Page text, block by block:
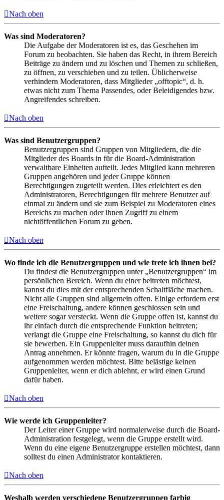
Nach oben
Was sind Moderatoren?
Die Aufgabe der Moderatoren ist es, das Geschehen im
Forum zu beobachten. Sie haben das Recht, in ihrem Bereich
Beiträge zu ändern und zu löschen und Themen zu schließen,
zu öffnen, zu verschieben und zu teilen. Üblicherweise
verhindern Moderatoren, dass Mitglieder „offtopic“, d. h.
etwas nicht zum Thema Passendes, oder Beleidigendes bzw.
Angreifendes schreiben.
Nach oben
Was sind Benutzergruppen?
Benutzergruppen sind Gruppen von Mitgliedern, die die
Mitglieder des Boards in für die Board-Administration
verwaltbare Einheiten aufteilt. Jedes Mitglied kann mehreren
Gruppen angehören und jeder Gruppe können
Berechtigungen zugeteilt werden. Dies erleichtert es den
Administratoren, Berechtigungen für mehrere Benutzer auf
einmal zu ändern und sie zum Beispiel zu Moderatoren eines
Bereichs zu machen oder ihnen Zugriff zu einem
nichtöffentlichen Forum zu geben.
Nach oben
Wo finde ich die Benutzergruppen und wie trete ich ihnen bei?
Du findest die Benutzergruppen unter „Benutzergruppen“ im
persönlichen Bereich. Wenn du einer beitreten möchtest,
kannst du dies mit der entsprechenden Schaltfläche machen.
Nicht alle Gruppen sind allgemein offen. Einige erfordern erst
eine Freischaltung, andere können geschlossen sein und
weitere sogar versteckt. Wenn die Gruppe offen ist, kannst du
ihr einfach durch die entsprechende Funktion beitreten;
verlangt die Gruppe eine Freischaltung, so kannst du dich für
sie bewerben. Ein Gruppenleiter muss daraufhin deinen
Antrag annehmen. Er könnte fragen, warum du in die Gruppe
aufgenommen werden möchtest. Bitte belästige keinen
Gruppenleiter, wenn er dich ablehnt, er wird einen Grund
dafür haben.
Nach oben
Wie werde ich Gruppenleiter?
Der Leiter einer Gruppe wird normalerweise durch die Board-
Administration festgelegt, wenn die Gruppe erstellt wird.
Wenn du eine eigene Benutzergruppe erstellen möchtest, dann
solltest du einen Administrator kontaktieren.
Nach oben
Weshalb werden verschiedene Benutzergruppen farbig